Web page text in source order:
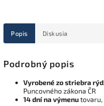
Popis Diskusia
Podrobný popis
Vyrobené zo striebra
Puncovného zákona ČR
14 dní na výmenutovaru,